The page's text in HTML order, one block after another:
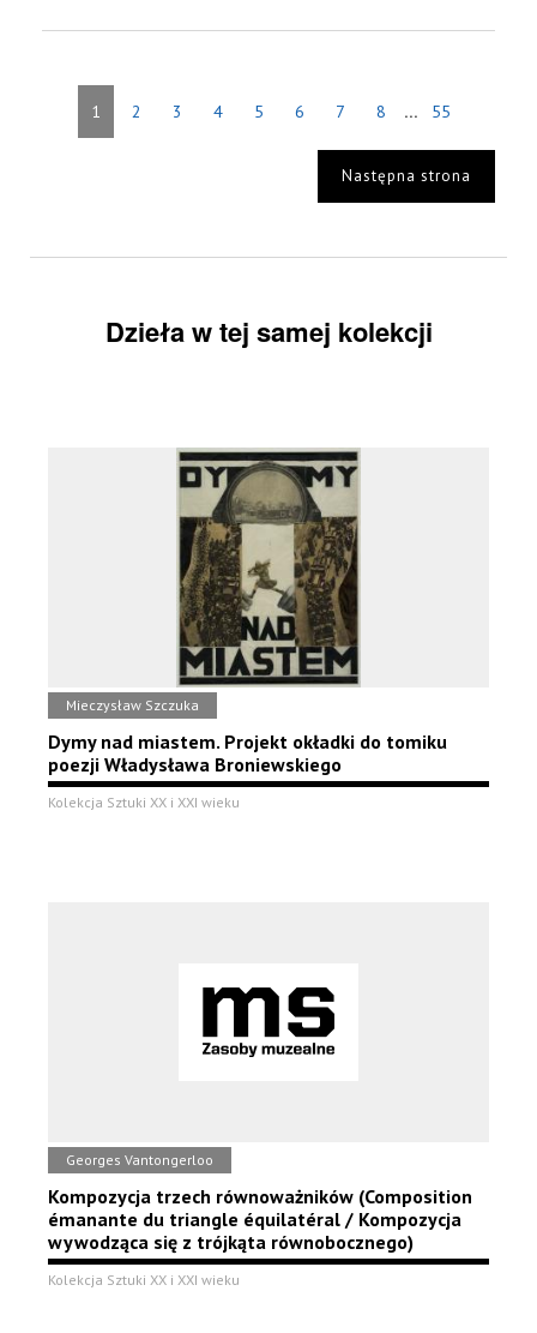
1 2 3 4 5 6 7 8 ... 55
Następna strona
Dzieła w tej samej kolekcji
Mieczysław Szczuka
Dymy nad miastem. Projekt okładki do tomiku
poezji Władysława Broniewskiego
Kolekcja Sztuki XX i XXI wieku
Georges Vantongerloo
Kompozycja trzech równoważników (Composition
émanante du triangle équilatéral / Kompozycja
wywodząca się z trójkąta równobocznego)
Kolekcja Sztuki XX i XXI wieku